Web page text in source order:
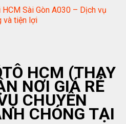
Sài Gòn A030 – Dịch vụ
và tiện lợi
HCM (THAY
NƠI GIÁ RẺ
CHUYÊN
CHÓNG TẠI